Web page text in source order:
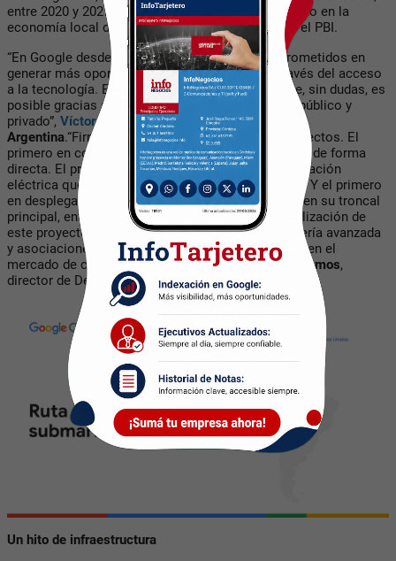
entre 2020 y 2027, ambos cables tendrán un
impacto en la
economía local de 23.700 millones de dólares en el PBI.
“En Google desde hace 17 años estamos comprometidos en
generar más oportunidades en nuestro país a través del acceso
a la tecnología. Estoy orgulloso de este logro que, sin dudas, es
posible gracias a la contribución de los sectores público y
privado”, Víctor Valle director General deGoogle
Argentina.“Firmina es el primer cable en varios aspectos. El
primero en conectar Argentina con Estados Unidos de forma
directa. El primero en utilizar tecnología de alimentación
eléctrica que le permite cubrir mayores distancias. Y el primero
en desplegar un gran número de pares de fibra: 12 en su troncal
principal, entre América del Sur y del Norte. La realización de
este proyecto fue posible gracias al uso de ingeniería avanzada
y asociaciones estratégicas con empresas líderes en el
mercado de cables submarinos”, explicóCristian Ramos,
director de Desarrollo de Infraestructura de
Un hito de infraestructura